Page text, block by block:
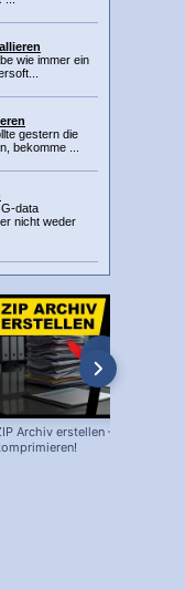
wie immer ein
gestern die
bekomme ...
data
nicht weder
Archiv erstellen – Daten